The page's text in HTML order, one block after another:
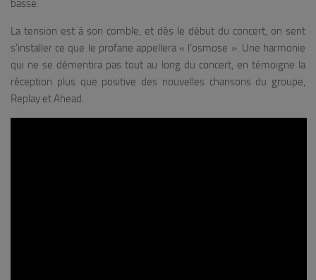
basse.
La tension est à son comble, et dès le début du concert, on sent
s’installer ce que le profane appellera « l’osmose ». Une harmonie
qui ne se démentira pas tout au long du concert, en témoigne la
réception plus que positive des nouvelles chansons du groupe,
Replay etAhead.